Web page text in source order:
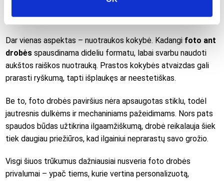
ar prabangus, drobės paveikslai gali atrodyti per daug
paprastai, palyginti su įrėmintais, stiklu dengtais darbais.
Dar vienas aspektas – nuotraukos kokybė. Kadangi foto ant
drobės spausdinama dideliu formatu, labai svarbu naudoti
aukštos raiškos nuotrauką. Prastos kokybės atvaizdas gali
prarasti ryškumą, tapti išplaukęs ar neestetiškas.
Be to, foto drobės paviršius nėra apsaugotas stiklu, todėl
jautresnis dulkėms ir mechaniniams pažeidimams. Nors pats
spaudos būdas užtikrina ilgaamžiškumą, drobė reikalauja šiek
tiek daugiau priežiūros, kad ilgainiui neprarastų savo grožio.
Visgi šiuos trūkumus dažniausiai nusveria foto drobės
privalumai – ypač tiems, kurie vertina personalizuotą,